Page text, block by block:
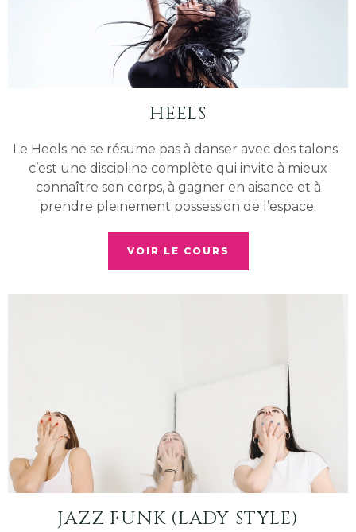
HEELS
Le Heels ne se résume pas à danser avec des talons :
c’est une discipline complète qui invite à mieux
connaître son corps, à gagner en aisance et à
prendre pleinement possession de l’espace.
VOIR LE COURS
JAZZ FUNK (LADY STYLE)